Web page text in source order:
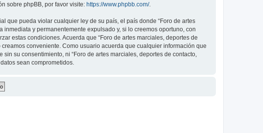
sobre phpBB, por favor visite: https://www.phpbb.com/.
que pueda violar cualquier ley de su país, el país donde “Foro de artes
y permanentemente expulsado y, si lo creemos oportuno, con
estas condiciones. Acuerda que “Foro de artes marciales, deportes de
conveniente. Como usuario acuerda que cualquier información que
su consentimiento, ni “Foro de artes marciales, deportes de contacto,
sean comprometidos.